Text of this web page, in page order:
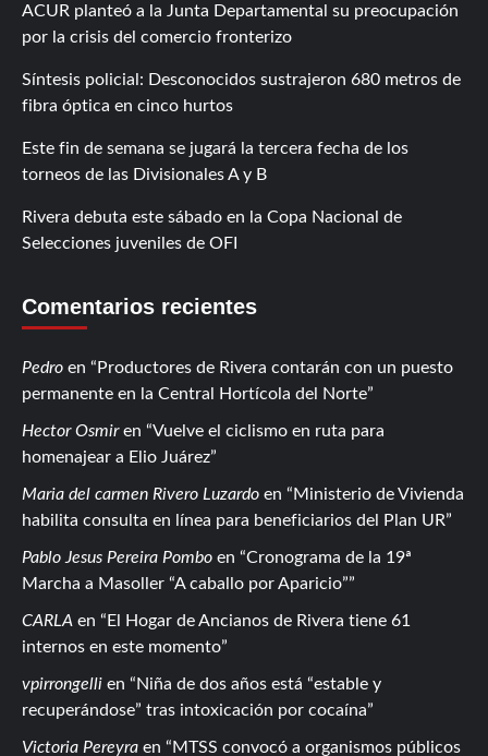
ACUR planteó a la Junta Departamental su preocupación
por la crisis del comercio fronterizo
Síntesis policial: Desconocidos sustrajeron 680 metros de
fibra óptica en cinco hurtos
Este fin de semana se jugará la tercera fecha de los
torneos de las Divisionales A y B
Rivera debuta este sábado en la Copa Nacional de
Selecciones juveniles de OFI
Comentarios recientes
Pedro en
Productores de Rivera contarán con un puesto
permanente en la Central Hortícola del Norte
Hector Osmiren
Vuelve el ciclismo en ruta para
homenajear a Elio Juárez
Maria del carmen Rivero Luzardo en
Ministerio de Vivienda
habilita consulta en línea para beneficiarios del Plan UR
Pablo Jesus Pereira Pombo en
Cronograma de la 19ª
Marcha a Masoller “A caballo por Aparicio”
CARLA en
El Hogar de Ancianos de Rivera tiene 61
internos en este momento
vpirrongelli en
Niña de dos años está “estable y
recuperándose” tras intoxicación por cocaína
Victoria Pereyra en MTSS convocó a organismos públicos